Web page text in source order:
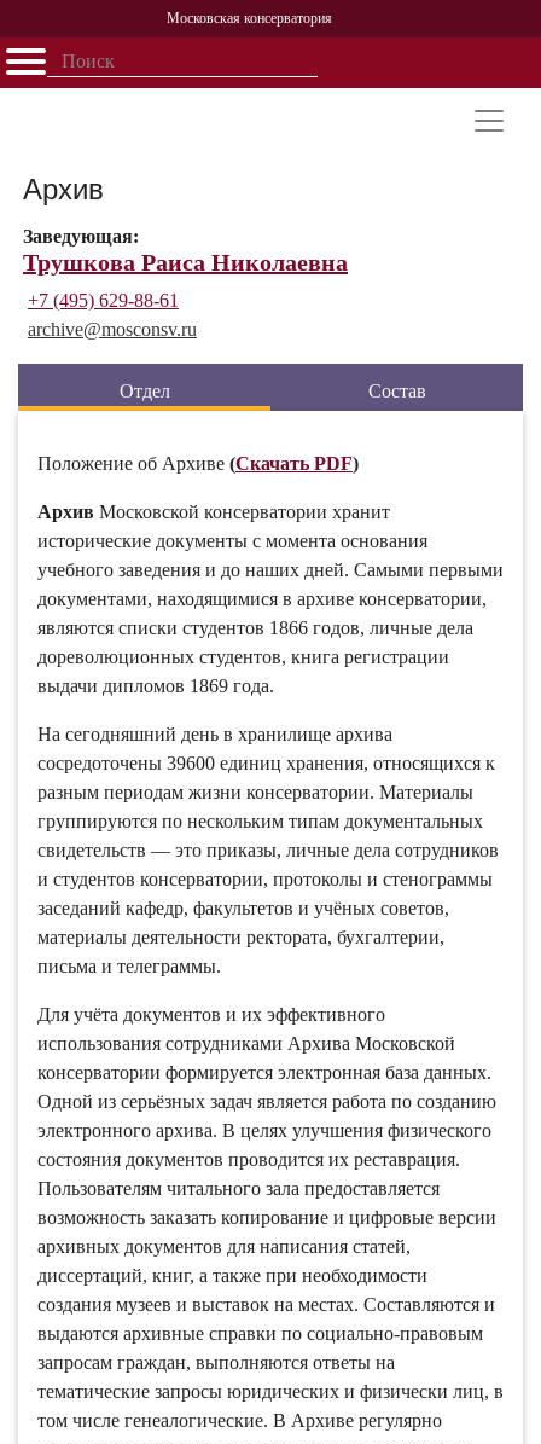
Московская консерватория
Открыть - закрыть
Персоналии
История
Архив
Заведующая:
Трушкова Раиса Николаевна
+7 (495) 629-88-61
archive@mosconsv.ru
Отдел Состав
Положение об Архиве (Скачать PDF)
Архив Московской консерватории хранит
исторические документы с момента основания
учебного заведения и до наших дней. Самыми первыми
документами, находящимися в архиве консерватории,
являются списки студентов 1866 годов, личные дела
дореволюционных студентов, книга регистрации
выдачи дипломов 1869 года.
На сегодняшний день в хранилище архива
сосредоточены 39600 единиц хранения, относящихся к
разным периодам жизни консерватории. Материалы
группируются по нескольким типам документальных
свидетельств — это приказы, личные дела сотрудников
и студентов консерватории, протоколы и стенограммы
заседаний кафедр, факультетов и учёных советов,
материалы деятельности ректората, бухгалтерии,
письма и телеграммы.
Для учёта документов и их эффективного
использования сотрудниками Архива Московской
консерватории формируется электронная база данных.
Одной из серьёзных задач является работа по созданию
электронного архива. В целях улучшения физического
состояния документов проводится их реставрация.
Пользователям читального зала предоставляется
возможность заказать копирование и цифровые версии
архивных документов для написания статей,
диссертаций, книг, а также при необходимости
создания музеев и выставок на местах. Составляются и
выдаются архивные справки по социально-правовым
запросам граждан, выполняются ответы на
тематические запросы юридических и физически лиц, в
том числе генеалогические. В Архиве регулярно